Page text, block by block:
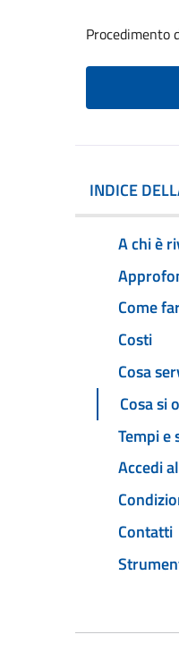
Procedimento
INDICE
A chi è
Come
Costi
Cosa
Cosa si
Tempi e
Accedi
Contatti